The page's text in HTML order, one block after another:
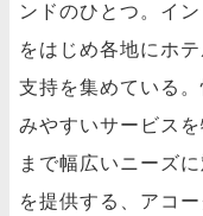
ンドのひとつ。イ
をはじめ各地にホ
支持を集めている
みやすいサービス
まで幅広いニーズ
を提供する、アコ